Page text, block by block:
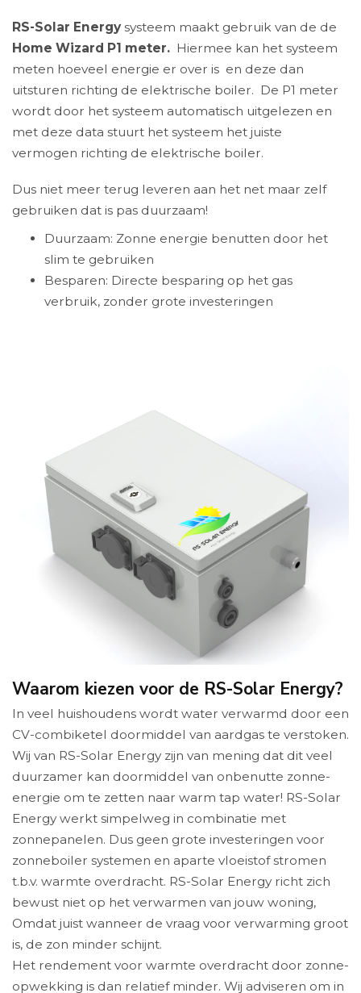
RS-Solar Energy systeem maakt gebruik van de de
Home Wizard P1 meter. Hiermee kan het systeem
meten hoeveel energie er over is en deze dan
uitsturen richting de elektrische boiler. De P1 meter
wordt door het systeem automatisch uitgelezen en
met deze data stuurt het systeem het juiste
vermogen richting de elektrische boiler.
Dus niet meer terug leveren aan het net maar zelf
gebruiken dat is pas duurzaam!
Duurzaam: Zonne energie benutten door het
slim te gebruiken
Besparen: Directe besparing op het gas
verbruik, zonder grote investeringen
Waarom kiezen voor de RS-Solar Energy?
In veel huishoudens wordt water verwarmd door een
CV-combiketel doormiddel van aardgas te verstoken.
Wij van RS-Solar Energy zijn van mening dat dit veel
duurzamer kan doormiddel van onbenutte zonne-
energie om te zetten naar warm tap water! RS-Solar
Energy werkt simpelweg in combinatie met
zonnepanelen. Dus geen grote investeringen voor
zonneboiler systemen en aparte vloeistof stromen
t.b.v. warmte overdracht. RS-Solar Energy richt zich
bewust niet op het verwarmen van jouw woning,
Omdat juist wanneer de vraag voor verwarming groot
is, de zon minder schijnt.
Het rendement voor warmte overdracht door zonne-
opwekking is dan relatief minder. Wij adviseren om in